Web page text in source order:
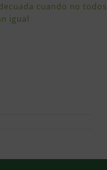
cuando no todos
igual